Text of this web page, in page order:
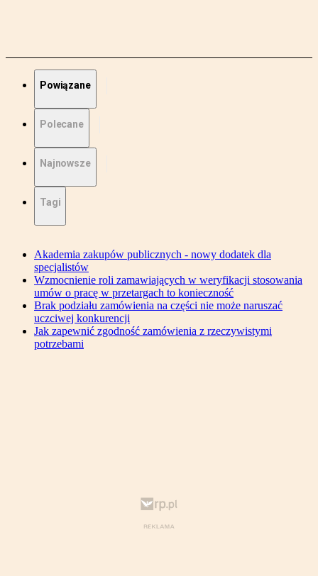
Powiązane
Polecane
Najnowsze
Tagi
Akademia zakupów publicznych - nowy dodatek dla
specjalistów
Wzmocnienie roli zamawiających w weryfikacji stosowania
umów o pracę w przetargach to konieczność
Brak podziału zamówienia na części nie może naruszać
uczciwej konkurencji
Jak zapewnić zgodność zamówienia z rzeczywistymi
potrzebami